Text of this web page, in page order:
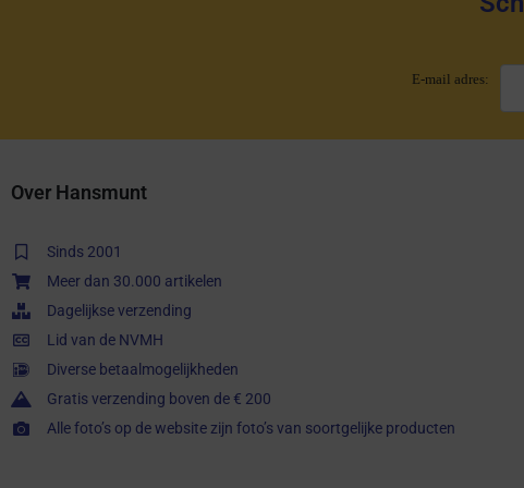
E-mail adres:
Over Hansmunt
Sinds 2001
Meer dan 30.000 artikelen
Dagelijkse verzending
Lid van de NVMH
Diverse betaalmogelijkheden
Gratis verzending boven de € 200
Alle foto’s op de website zijn foto’s van soortgelijke producten